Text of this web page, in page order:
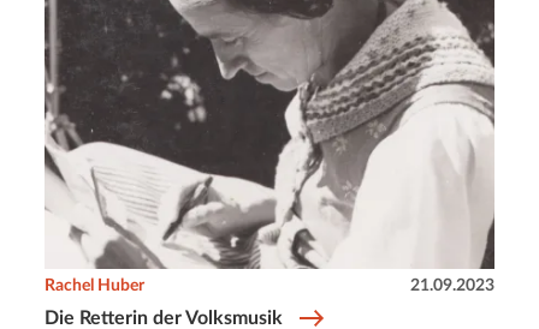
Die Retterin der Volksmusik
Rachel Huber 21.09.2023